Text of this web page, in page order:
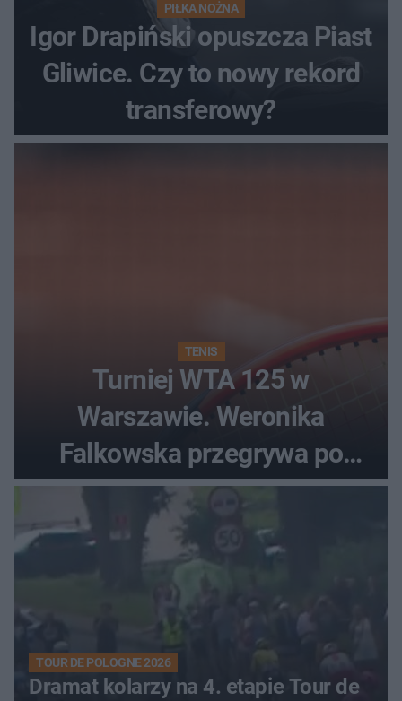
PIŁKA NOŻNA
Igor Drapiński opuszcza Piast
Gliwice. Czy to nowy rekord
transferowy?
TENIS
Turniej WTA 125 w
Warszawie. Weronika
Falkowska przegrywa po
zaciętym boju
TOUR DE POLOGNE 2026
Dramat kolarzy na 4. etapie Tour de